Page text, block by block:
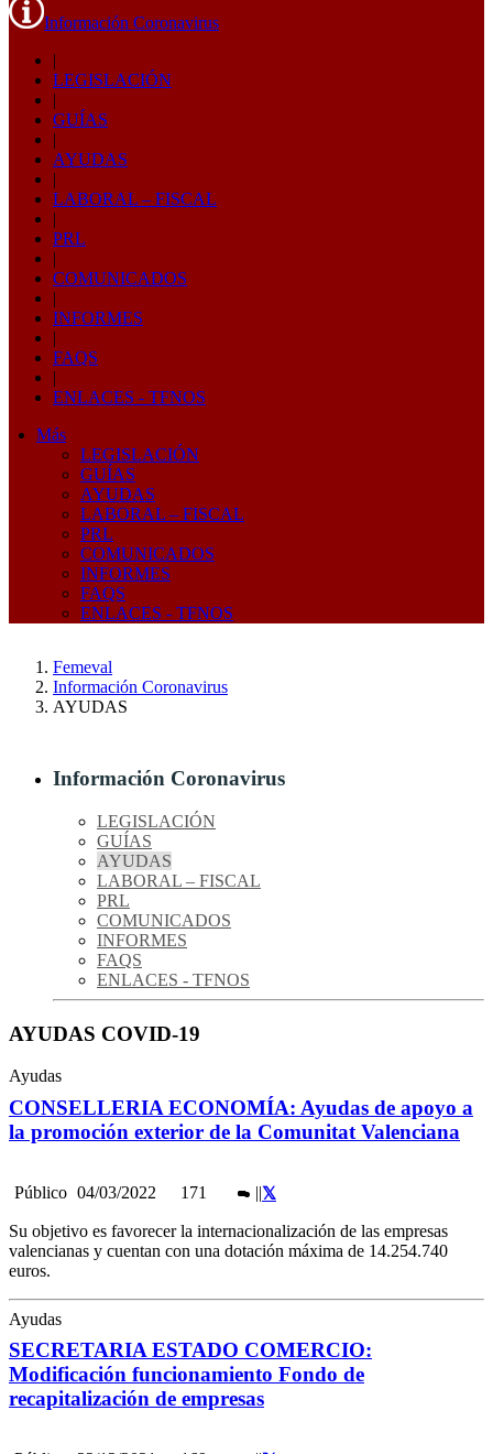
Información Coronavirus
|
LEGISLACIÓN
|
GUÍAS
|
AYUDAS
|
LABORAL – FISCAL
|
PRL
|
COMUNICADOS
|
INFORMES
|
FAQS
|
ENLACES - TFNOS
Más
LEGISLACIÓN
GUÍAS
AYUDAS
LABORAL – FISCAL
PRL
COMUNICADOS
INFORMES
FAQS
ENLACES - TFNOS
Femeval
Información Coronavirus
AYUDAS
Información Coronavirus
LEGISLACIÓN
GUÍAS
AYUDAS
LABORAL – FISCAL
PRL
COMUNICADOS
INFORMES
FAQS
ENLACES - TFNOS
AYUDAS COVID-19
Ayudas
CONSELLERIA ECONOMÍA: Ayudas de apoyo a
la promoción exterior de la Comunitat Valenciana
Público 04/03/2022 171 ||
Su objetivo es favorecer la internacionalización de las empresas
valencianas y cuentan con una dotación máxima de 14.254.740
euros.
Ayudas
SECRETARIA ESTADO COMERCIO:
Modificación funcionamiento Fondo de
recapitalización de empresas